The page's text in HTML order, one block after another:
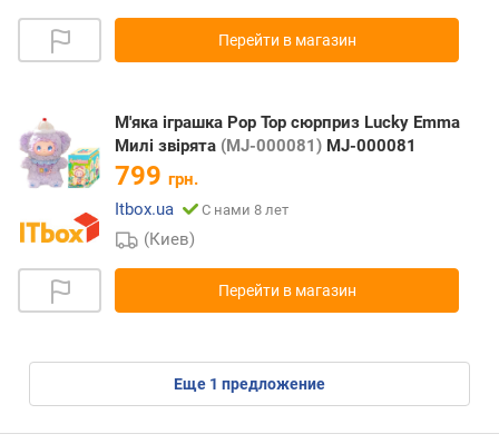
Перейти в магазин
М'яка іграшка Pop Top сюрприз Lucky Emma
Милі звірята (MJ-000081) MJ-000081
799 грн.
Itbox.ua
С нами 8 лет
(Киев)
Перейти в магазин
eще 1 предложение